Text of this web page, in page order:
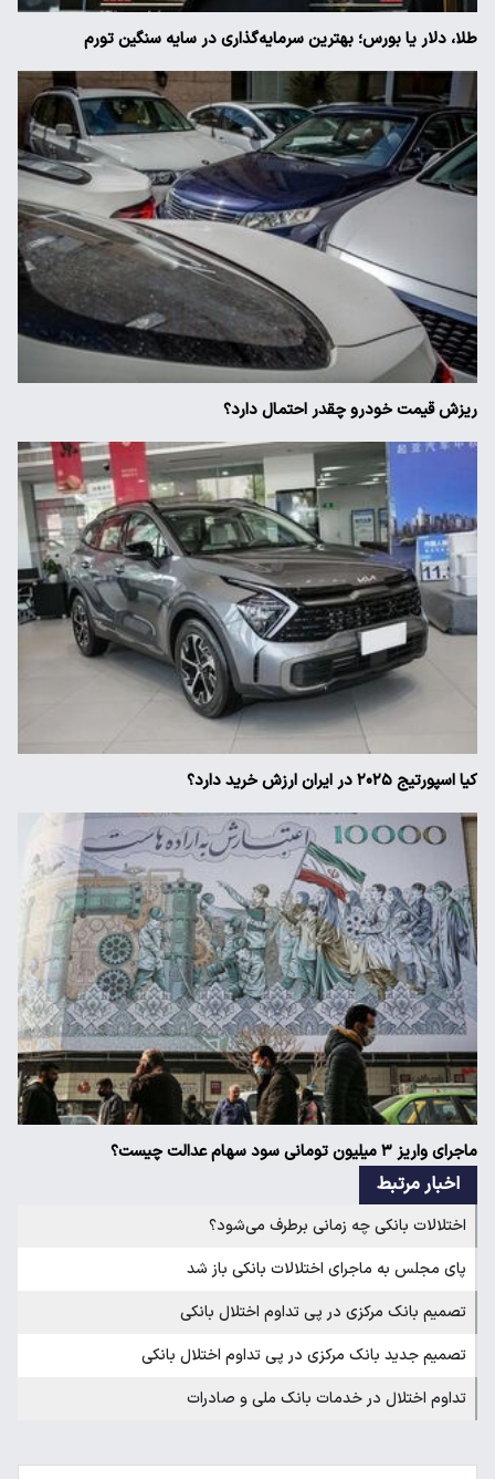
طلا، دلار یا بورس؛ بهترین سرمایه‌گذاری در سایه سنگین تورم
ریزش قیمت خودرو چقدر احتمال دارد؟
کیا اسپورتیج ۲۰۲۵ در ایران ارزش خرید دارد؟
ماجرای واریز ۳ میلیون تومانی سود سهام عدالت چیست؟
اخبار مرتبط
اختلالات بانکی چه زمانی برطرف می‌شود؟
پای مجلس به ماجرای اختلالات بانکی باز شد
تصمیم بانک مرکزی در پی تداوم اختلال بانکی
تصمیم جدید بانک مرکزی در پی تداوم اختلال بانکی
تداوم اختلال در خدمات بانک ملی و صادرات